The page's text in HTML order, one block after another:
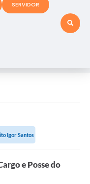
SERVIDOR
Igor Santos
e Posse do